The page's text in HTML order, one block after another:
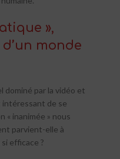
»,
monde
dominé par la vidéo et
intéressant de se
« inanimée » nous
parvient-elle à
efficace ?